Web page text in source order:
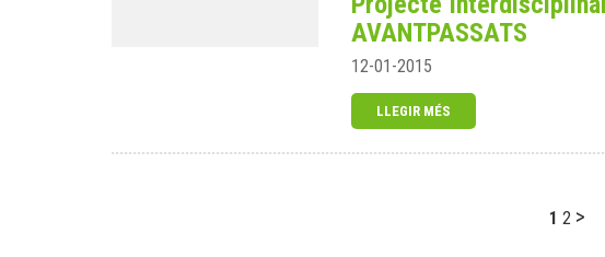
AVANTPASSATS
12-01-2015
LLEGIR MÉS
1 2 >